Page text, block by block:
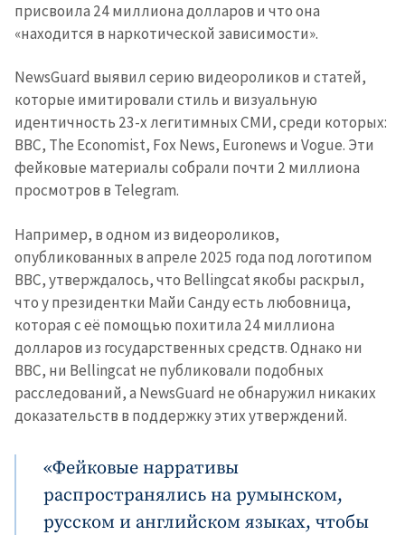
присвоила 24 миллиона долларов и что она
«находится в наркотической зависимости».
NewsGuard выявил серию видеороликов и статей,
которые имитировали стиль и визуальную
идентичность 23-х легитимных СМИ, среди которых:
BBC, The Economist, Fox News, Euronews и Vogue. Эти
фейковые материалы собрали почти 2 миллиона
просмотров в Telegram.
Например, в одном из видеороликов,
опубликованных в апреле 2025 года под логотипом
BBC, утверждалось, что Bellingcat якобы раскрыл,
что у президентки Майи Санду есть любовница,
которая с её помощью похитила 24 миллиона
долларов из государственных средств. Однако ни
BBC, ни Bellingcat не публиковали подобных
расследований, а NewsGuard не обнаружил никаких
доказательств в поддержку этих утверждений.
«Фейковые нарративы
распространялись на румынском,
русском и английском языках, чтобы